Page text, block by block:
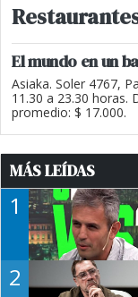
El mundo en un
Asiaka. Soler 4767,
11.30 a 23.30 horas.
promedio: $ 17.000.
MÁS LEÍDAS
1
2